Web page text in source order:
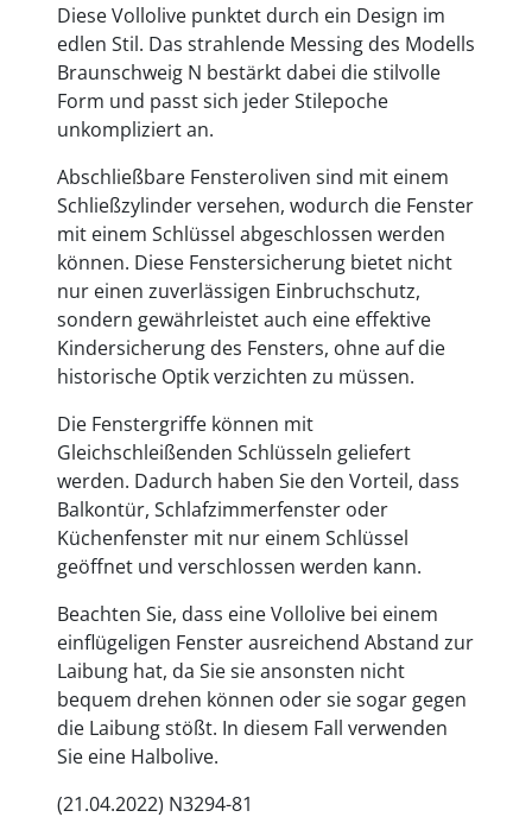
Diese Vollolive punktet durch ein Design im
edlen Stil. Das strahlende Messing des Modells
Braunschweig N bestärkt dabei die stilvolle
Form und passt sich jeder Stilepoche
unkompliziert an.
Abschließbare Fensteroliven sind mit einem
Schließzylinder versehen, wodurch die Fenster
mit einem Schlüssel abgeschlossen werden
können. Diese Fenstersicherung bietet nicht
nur einen zuverlässigen Einbruchschutz,
sondern gewährleistet auch eine effektive
Kindersicherung des Fensters, ohne auf die
historische Optik verzichten zu müssen.
Die Fenstergriffe können mit
Gleichschleißenden Schlüsseln geliefert
werden. Dadurch haben Sie den Vorteil, dass
Balkontür, Schlafzimmerfenster oder
Küchenfenster mit nur einem Schlüssel
geöffnet und verschlossen werden kann.
Beachten Sie, dass eine Vollolive bei einem
einflügeligen Fenster ausreichend Abstand zur
Laibung hat, da Sie sie ansonsten nicht
bequem drehen können oder sie sogar gegen
die Laibung stößt. In diesem Fall verwenden
Sie eine Halbolive.
(21.04.2022) N3294-81